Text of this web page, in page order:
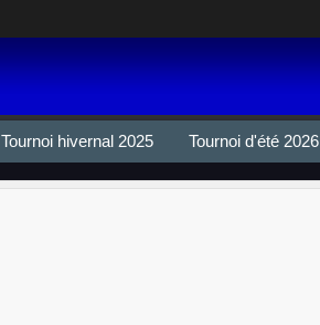
Tournoi hivernal 2025 Tournoi d'été 2026